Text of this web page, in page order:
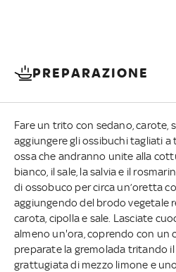
PREPARAZIONE
Fare un trito con sedano, carote,
aggiungere gli ossibuchi tagliati
ossa che andranno unite alla
bianco, il sale, la salvia e il
di ossobuco per circa un’oretta
aggiungendo del brodo vegetale
carota, cipolla e sale. Lasciate
almeno un'ora, coprendo con un
preparate la gremolada tritando
grattugiata di mezzo limone e